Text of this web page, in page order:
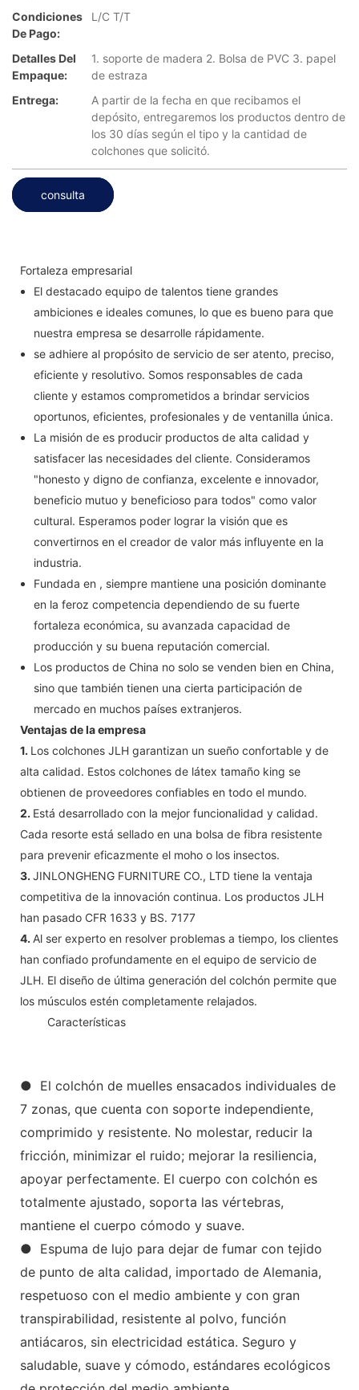
Condiciones
De Pago:
L/C T/T
Detalles Del
Empaque:
1. soporte de madera 2. Bolsa de PVC 3. papel
de estraza
Entrega:
A partir de la fecha en que recibamos el
depósito, entregaremos los productos dentro de
los 30 días según el tipo y la cantidad de
colchones que solicitó.
consulta
Fortaleza empresarial
El destacado equipo de talentos tiene grandes
ambiciones e ideales comunes, lo que es bueno para que
nuestra empresa se desarrolle rápidamente.
se adhiere al propósito de servicio de ser atento, preciso,
eficiente y resolutivo. Somos responsables de cada
cliente y estamos comprometidos a brindar servicios
oportunos, eficientes, profesionales y de ventanilla única.
La misión de es producir productos de alta calidad y
satisfacer las necesidades del cliente. Consideramos
"honesto y digno de confianza, excelente e innovador,
beneficio mutuo y beneficioso para todos" como valor
cultural. Esperamos poder lograr la visión que es
convertirnos en el creador de valor más influyente en la
industria.
Fundada en , siempre mantiene una posición dominante
en la feroz competencia dependiendo de su fuerte
fortaleza económica, su avanzada capacidad de
producción y su buena reputación comercial.
Los productos de China no solo se venden bien en China,
sino que también tienen una cierta participación de
mercado en muchos países extranjeros.
Ventajas de la empresa
1. Los colchones JLH garantizan un sueño confortable y de
alta calidad. Estos colchones de látex tamaño king se
obtienen de proveedores confiables en todo el mundo.
2. Está desarrollado con la mejor funcionalidad y calidad.
Cada resorte está sellado en una bolsa de fibra resistente
para prevenir eficazmente el moho o los insectos.
3. JINLONGHENG FURNITURE CO., LTD tiene la ventaja
competitiva de la innovación continua. Los productos JLH
han pasado CFR 1633 y BS. 7177
4. Al ser experto en resolver problemas a tiempo, los clientes
han confiado profundamente en el equipo de servicio de
JLH. El diseño de última generación del colchón permite que
los músculos estén completamente relajados.
Características
● El colchón de muelles ensacados individuales de
7 zonas, que cuenta con soporte independiente,
comprimido y resistente. No molestar, reducir la
fricción, minimizar el ruido; mejorar la resiliencia,
apoyar perfectamente. El cuerpo con colchón es
totalmente ajustado, soporta las vértebras,
mantiene el cuerpo cómodo y suave.
● Espuma de lujo para dejar de fumar con tejido
de punto de alta calidad, importado de Alemania,
respetuoso con el medio ambiente y con gran
transpirabilidad, resistente al polvo, función
antiácaros, sin electricidad estática. Seguro y
saludable, suave y cómodo, estándares ecológicos